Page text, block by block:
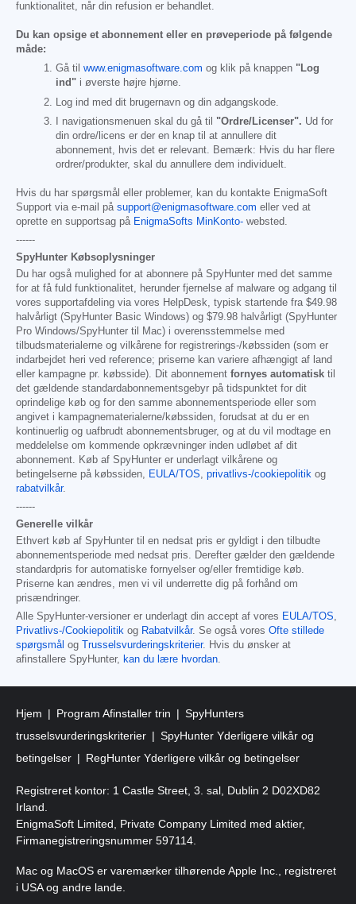
funktionalitet, når din refusion er behandlet.
Du kan opsige et abonnement eller en prøveperiode på følgende
måde:
Gå til www.enigmasoftware.com og klik på knappen "Log
ind" i øverste højre hjørne.
Log ind med dit brugernavn og din adgangskode.
I navigationsmenuen skal du gå til "Ordre/Licenser". Ud for
din ordre/licens er der en knap til at annullere dit
abonnement, hvis det er relevant. Bemærk: Hvis du har flere
ordrer/produkter, skal du annullere dem individuelt.
Hvis du har spørgsmål eller problemer, kan du kontakte EnigmaSoft
Support via e-mail på support@enigmasoftware.com eller ved at
oprette en supportsag på EnigmaSofts MinKonto- websted.
------
SpyHunter Købsoplysninger
Du har også mulighed for at abonnere på SpyHunter med det samme
for at få fuld funktionalitet, herunder fjernelse af malware og adgang til
vores supportafdeling via vores HelpDesk, typisk startende fra $49.98
halvårligt (SpyHunter Basic Windows) og $79.98 halvårligt (SpyHunter
Pro Windows/SpyHunter til Mac) i overensstemmelse med
tilbudsmaterialerne og vilkårene for registrerings-/købssiden (som er
indarbejdet heri ved reference; priserne kan variere afhængigt af land
eller kampagne pr. købsside). Dit abonnement fornyes automatisk til
det gældende standardabonnementsgebyr på tidspunktet for dit
oprindelige køb og for den samme abonnementsperiode eller som
angivet i kampagnematerialerne/købssiden, forudsat at du er en
kontinuerlig og uafbrudt abonnementsbruger, og at du vil modtage en
meddelelse om kommende opkrævninger inden udløbet af dit
abonnement. Køb af SpyHunter er underlagt vilkårene og
betingelserne på købssiden, EULA/TOS, privatlivs-/cookiepolitik og
rabatvilkår.
------
Generelle vilkår
Ethvert køb af SpyHunter til en nedsat pris er gyldigt i den tilbudte
abonnementsperiode med nedsat pris. Derefter gælder den gældende
standardpris for automatiske fornyelser og/eller fremtidige køb.
Priserne kan ændres, men vi vil underrette dig på forhånd om
prisændringer.
Alle SpyHunter-versioner er underlagt din accept af vores EULA/TOS,
Privatlivs-/Cookiepolitik og Rabatvilkår. Se også vores Ofte stillede
spørgsmål og Trusselsvurderingskriterier. Hvis du ønsker at
afinstallere SpyHunter, kan du lære hvordan.
Hjem Program Afinstaller trin
SpyHunters
trusselsvurderingskriterier
SpyHunter Yderligere vilkår og
betingelser
RegHunter Yderligere vilkår og betingelser
Registreret kontor: 1 Castle Street, 3. sal, Dublin 2 D02XD82
Irland.
EnigmaSoft Limited, Private Company Limited med aktier,
Firmanegistreringsnummer 597114.
Mac og MacOS er varemærker tilhørende Apple Inc., registreret
i USA og andre lande.